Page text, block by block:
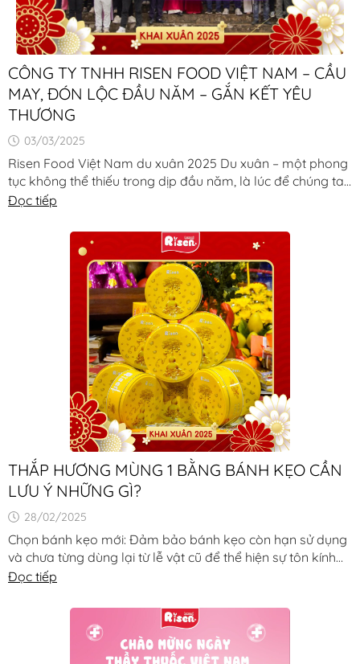
CÔNG TY TNHH RISEN FOOD VIỆT NAM – CẦU
MAY, ĐÓN LỘC ĐẦU NĂM – GẮN KẾT YÊU
THƯƠNG
03/03/2025
Risen Food Việt Nam du xuân 2025 Du xuân – một phong
tục không thể thiếu trong dịp đầu năm, là lúc để chúng ta
hòa mình vào [...]
Đọc tiếp
THẮP HƯƠNG MÙNG 1 BẰNG BÁNH KẸO CẦN
LƯU Ý NHỮNG GÌ?
28/02/2025
Chọn bánh kẹo mới: Đảm bảo bánh kẹo còn hạn sử dụng
và chưa từng dùng lại từ lễ vật cũ để thể hiện sự tôn kính
với [...]
Đọc tiếp